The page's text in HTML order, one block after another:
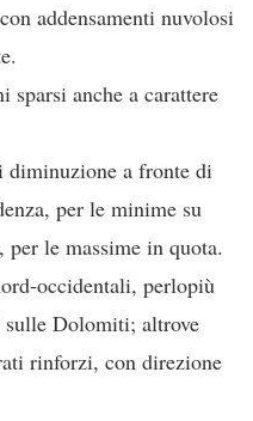
addensamenti nuvolosi
sparsi anche a carattere
diminuzione a fronte di
per le minime su
per le massime in quota.
occidentali, perlopiù
sulle Dolomiti; altrove
rinforzi, con direzione